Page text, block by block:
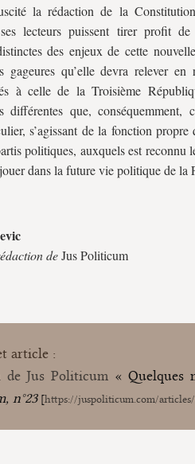
la rédaction de la
lecteurs puissent tirer profit
des enjeux de cette
gageures qu’elle devra relever
à celle de la Troisième
différentes que, conséquemment,
s’agissant de la fonction
politiques, auxquels est reconnu
dans la future vie politique de la
deJus Politicum
article :
de Jus Politicum « Quelques
n°23[https://juspoliticum.com/